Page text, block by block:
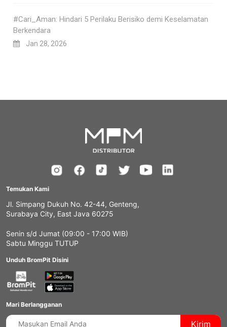
#Cari_Aman: Hindari 5 Perilaku Berisiko demi Keselamatan
Berkendara
Jan 28, 2026
Temukan Kami
Jl. Simpang Dukuh No. 42-44, Genteng,
Surabaya City, East Java 60275
Senin s/d Jumat (09:00 - 17:00 WIB)
Sabtu Minggu TUTUP
Unduh BromPit Disini
Mari Berlangganan
Kirim